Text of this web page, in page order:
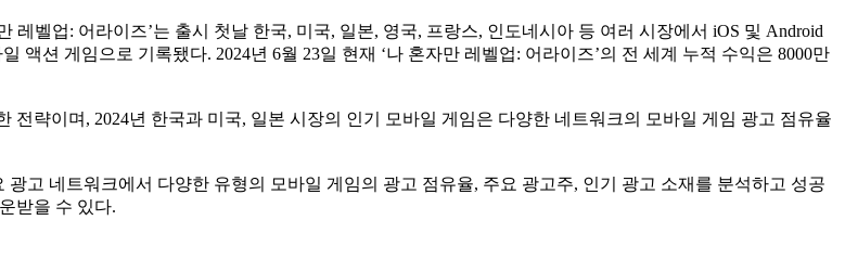
레벨업: 어라이즈’는 출시 첫날 한국, 미국, 일본, 영국, 프랑스, 인도네시아 등 여러 시장에서 iOS 및 Android
액션 게임으로 기록됐다. 2024년 6월 23일 현재 ‘나 혼자만 레벨업: 어라이즈’의 전 세계 누적 수익은 8000만
략이며, 2024년 한국과 미국, 일본 시장의 인기 모바일 게임은 다양한 네트워크의 모바일 게임 광고 점유율
고 네트워크에서 다양한 유형의 모바일 게임의 광고 점유율, 주요 광고주, 인기 광고 소재를 분석하고 성공
받을 수 있다.